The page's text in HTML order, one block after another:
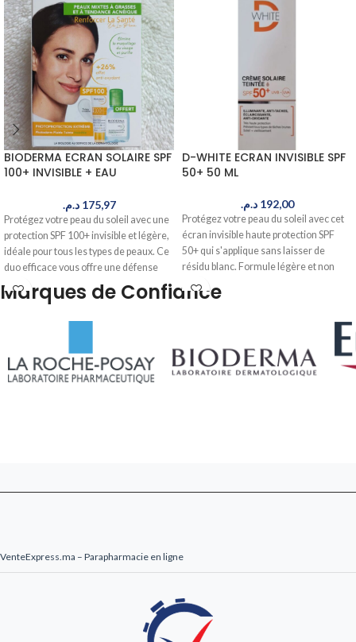
BIODERMA ECRAN SOLAIRE SPF
100+ INVISIBLE + EAU
175,97 د.م.
Protégez votre peau du soleil avec une
protection SPF 100+ invisible et légère,
idéale pour tous les types de peaux. Ce
duo efficace vous offre une défense
maximale contre les UV + une eau
micellaire apaisante. Livré en 24-48h
D-WHITE ECRAN INVISIBLE SPF
50+ 50 ML
192,00 د.م.
Protégez votre peau du soleil avec cet
écran invisible haute protection SPF
50+ qui s'applique sans laisser de
résidu blanc. Formule légère et non
comédogène pour un usage quotidien.
Livré en 24-48h au Maroc.
Marques de Confiance
VenteExpress.ma – Parapharmacie en ligne